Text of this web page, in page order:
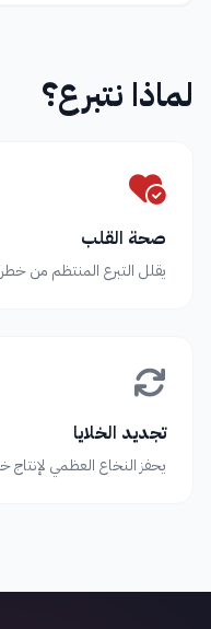
لماذا نتبرع؟
صحة القلب
يقلل التبرع المنتظم من خطر
تجديد الخلايا
يحفز النخاع العظمي